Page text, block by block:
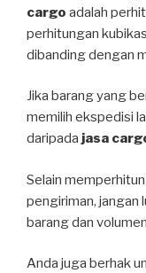
cargo adalah
perhitungan
dibanding dengan
Jika barang yang
memilih ekspedisi
daripada jasa
Selain
pengiriman, jangan
barang dan
Anda juga berhak